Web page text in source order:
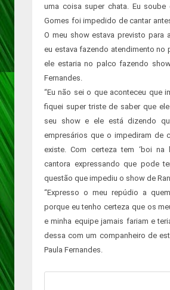
uma coisa super chata. Eu soube
Gomes foi impedido de cantar
O meu show estava previsto para
eu estava fazendo atendimento no
ele estaria no palco fazendo
Fernandes.
“Eu não sei o que aconteceu que
fiquei super triste de saber que
seu show e ele está dizendo
empresários que o impediram de
existe. Com certeza tem ‘boi na
cantora expressando que pode
questão que impediu o show de
“Expresso o meu repúdio a
porque eu tenho certeza que os
e minha equipe jamais fariam e
dessa com um companheiro de
Paula Fernandes.